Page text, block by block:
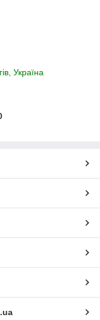
Україна